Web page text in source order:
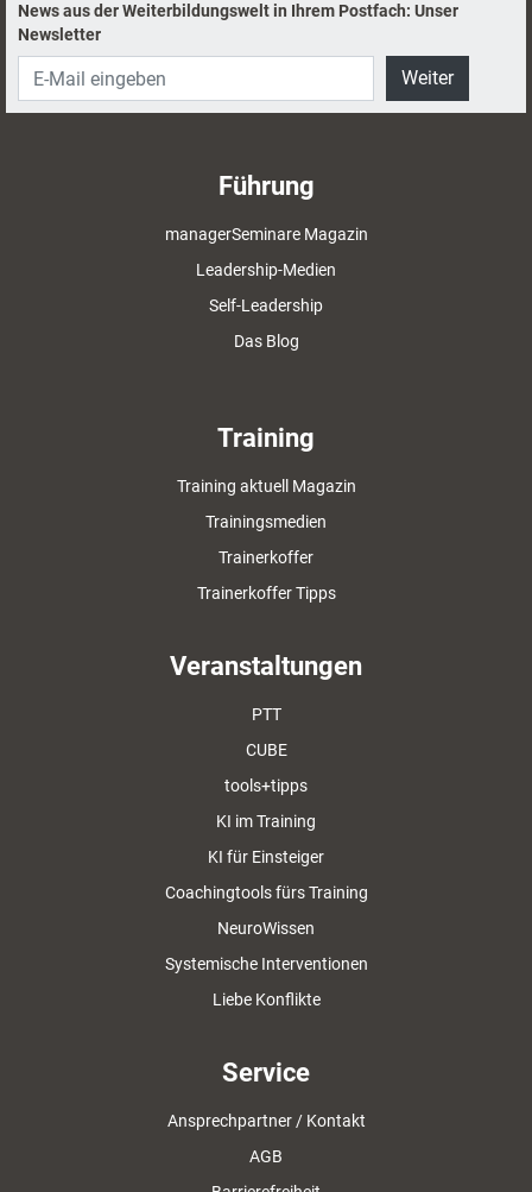
News aus der Weiterbildungswelt in Ihrem Postfach: Unser
Newsletter
Weiter
Führung
managerSeminare Magazin
Leadership-Medien
Self-Leadership
Das Blog
Training
Training aktuell Magazin
Trainingsmedien
Trainerkoffer
Trainerkoffer Tipps
Veranstaltungen
PTT
CUBE
tools+tipps
KI im Training
KI für Einsteiger
Coachingtools fürs Training
NeuroWissen
Systemische Interventionen
Liebe Konflikte
Service
Ansprechpartner / Kontakt
AGB